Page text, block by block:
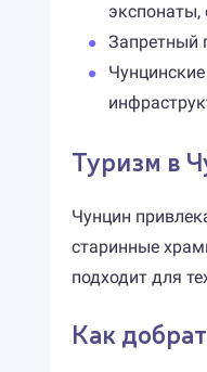
экспонаты,
Запретный
Туризм в
Чунцин
старинные
подходит для
Как